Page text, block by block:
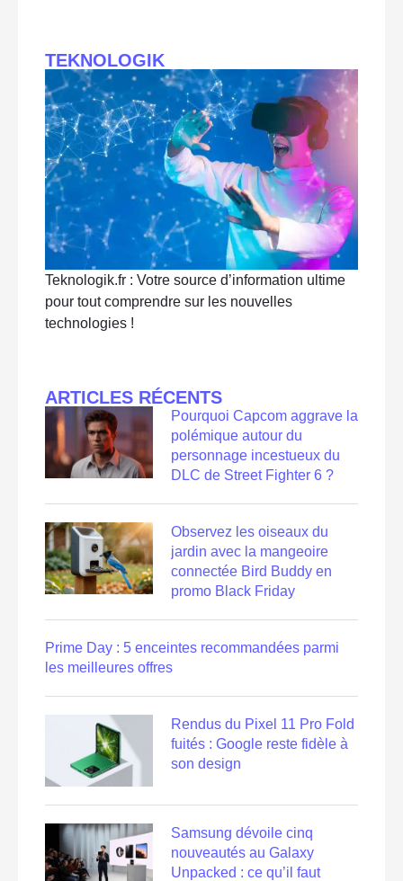
TEKNOLOGIK
Teknologik.fr : Votre source d’information ultime
pour tout comprendre sur les nouvelles
technologies !
ARTICLES RÉCENTS
Pourquoi Capcom aggrave la
polémique autour du
personnage incestueux du
DLC de Street Fighter 6 ?
Observez les oiseaux du
jardin avec la mangeoire
connectée Bird Buddy en
promo Black Friday
Prime Day : 5 enceintes recommandées parmi
les meilleures offres
Rendus du Pixel 11 Pro Fold
fuités : Google reste fidèle à
son design
Samsung dévoile cinq
nouveautés au Galaxy
Unpacked : ce qu’il faut